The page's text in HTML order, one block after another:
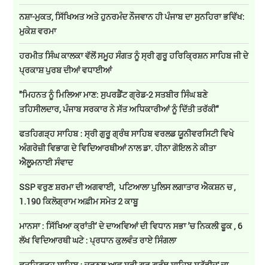
ਨਸ਼ਾ-ਮੁਕਤ, ਸਿੱਖਿਅਤ ਅਤੇ ਹੁਨਰਮੰਦ ਨੌਜਵਾਨ ਹੀ ਪੰਜਾਬ ਦਾ ਸੁਨਹਿਰਾ ਭਵਿੱਖ:
ਮੁਕੇਸ਼ ਵਰਮਾ
ਹਰਮੀਤ ਸਿੰਘ ਕਾਲਕਾ ਵੱਲੋਂ ਸਮੂਹ ਸੰਗਤ ਨੂੰ ਸ੍ਰੀ ਗੁਰੂ ਹਰਿਕ੍ਰਿਸ਼ਨ ਸਾਹਿਬ ਜੀ ਦੇ
ਪ੍ਰਕਾਸ਼ ਪੁਰਬ ਦੀਆਂ ਵਧਾਈਆਂ
"ਮਿਹਨਤ ਨੂੰ ਮਿਲਿਆ ਮਾਣ: ਸੁਪਰਡੈਂਟ ਗ੍ਰੇਡ-2 ਸਤਬੀਰ ਸਿੰਘ ਬਣੇ
ਤਹਿਸੀਲਦਾਰ, ਪੰਜਾਬ ਸਰਕਾਰ ਨੇ ਸੱਤ ਅਧਿਕਾਰੀਆਂ ਨੂੰ ਦਿੱਤੀ ਤਰੱਕੀ"
ਫਤਹਿਗੜ੍ਹ ਸਾਹਿਬ : ਸ੍ਰੀ ਗੁਰੂ ਗ੍ਰੰਥ ਸਾਹਿਬ ਵਰਲਡ ਯੂਨੀਵਰਸਿਟੀ ਵਿਖੇ
ਅੰਗਰੇਜ਼ੀ ਵਿਭਾਗ ਦੇ ਵਿਦਿਆਰਥੀਆਂ ਨਾਲ ਡਾ. ਹੀਨਾ ਗੋਇਲ ਨੇ ਕੀਤਾ
ਐਲੂਮਨਾਈ ਸੰਵਾਦ
SSP ਵਰੁਣ ਸ਼ਰਮਾ ਦੀ ਅਗਵਾਈ, ਪਟਿਆਲਾ ਪੁਲਿਸ ਲਗਾਤਾਰ ਐਕਸ਼ਨ ਚ ,
1.190 ਕਿਲੋਗ੍ਰਾਮ ਅਫ਼ੀਮ ਸਮੇਤ 2 ਕਾਬੂ
ਮਾਨਸਾ : ਸਿੱਖਿਆ ਕ੍ਰਾਂਤੀ’ ਦੇ ਦਾਅਵਿਆਂ ਦੀ ਵਿਧਾਨ ਸਭਾ ’ਚ ਨਿਕਲੀ ਫੂਕ , 6
ਲੱਖ ਵਿਦਿਆਰਥੀ ਘਟੇ : ਪ੍ਰਧਾਨ ਕੁਲਵੰਤ ਰਾਏ ਸਿੰਗਲਾ